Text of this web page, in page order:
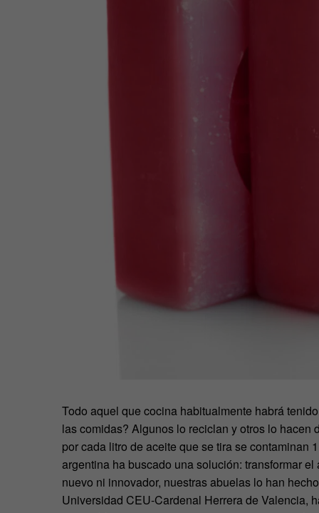
Todo aquel que cocina habitualmente habrá
las comidas? Algunos lo reciclan y otros lo
por cada litro de aceite que se tira se contaminan
argentina ha buscado una solución: transformar
nuevo ni innovador, nuestras abuelas lo han
Universidad CEU-Cardenal Herrera de Valencia,